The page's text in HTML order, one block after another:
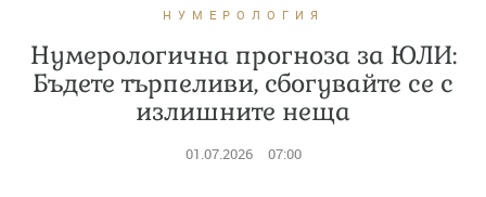
НУМЕРОЛОГИЯ
Нумерологична прогноза за ЮЛИ:
Бъдете търпеливи, сбогувайте се с
излишните неща
01.07.2026 07:00